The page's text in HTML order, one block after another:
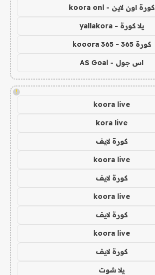
كورة اون لاين - koora onl
يلا كورة - yallakora
كورة 365 - kooora 365
اس جول - AS Goal
!
koora live
kora live
كورة لايف
koora live
كورة لايف
koora live
كورة لايف
koora live
كورة لايف
يلا شوت